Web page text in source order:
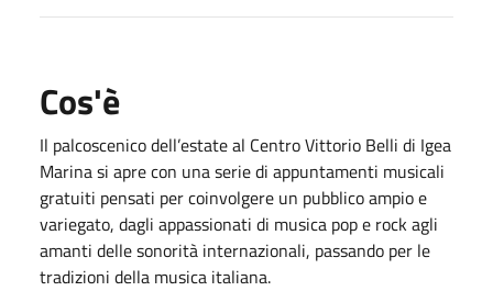
Cos'è
Il palcoscenico dell’estate al Centro Vittorio Belli di Igea
Marina si apre con una serie di appuntamenti musicali
gratuiti pensati per coinvolgere un pubblico ampio e
variegato, dagli appassionati di musica pop e rock agli
amanti delle sonorità internazionali, passando per le
tradizioni della musica italiana.